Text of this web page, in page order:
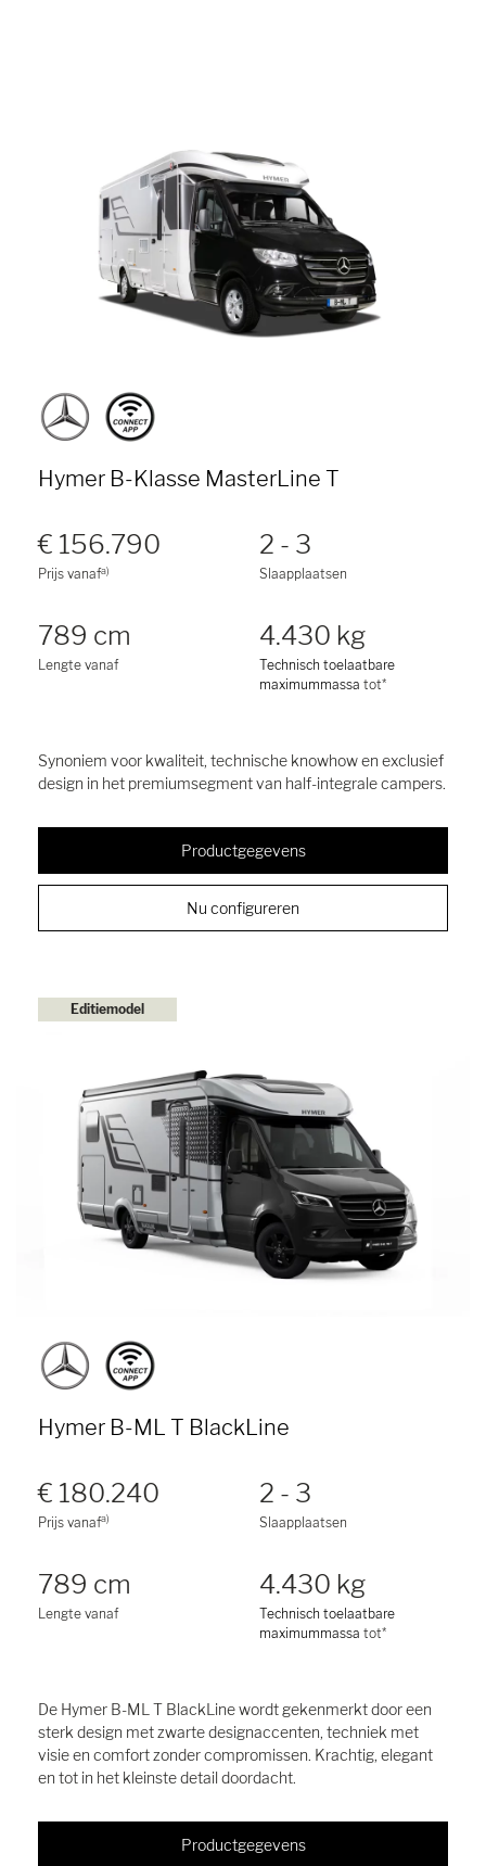
Hymer B-Klasse MasterLine T
€ 156.790
Prijs vanafa)
2 - 3
Slaapplaatsen
789 cm
Lengte vanaf
4.430 kg
Technisch toelaatbare
maximummassa tot*
Synoniem voor kwaliteit, technische knowhow en exclusief
design in het premiumsegment van half-integrale campers.
Productgegevens
Nu configureren
Editiemodel
Hymer B-ML T BlackLine
€ 180.240
Prijs vanafa)
2 - 3
Slaapplaatsen
789 cm
Lengte vanaf
4.430 kg
Technisch toelaatbare
maximummassa tot*
De Hymer B-ML T BlackLine wordt gekenmerkt door een
sterk design met zwarte designaccenten, techniek met
visie en comfort zonder compromissen. Krachtig, elegant
en tot in het kleinste detail doordacht.
Productgegevens